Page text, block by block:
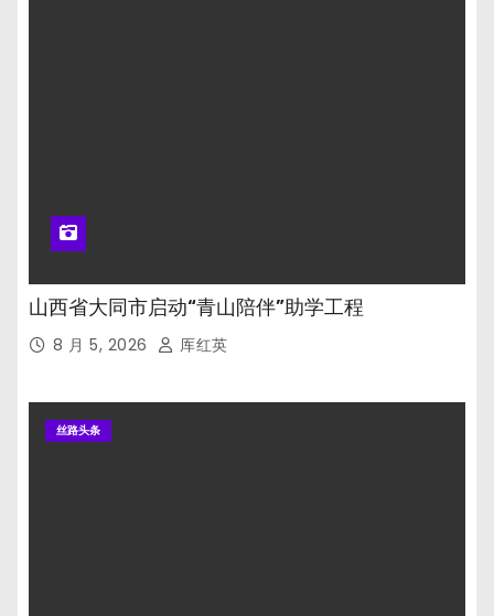
山西省大同市启动“青山陪伴”助学工程
8 月 5, 2026 厍红英
丝路头条